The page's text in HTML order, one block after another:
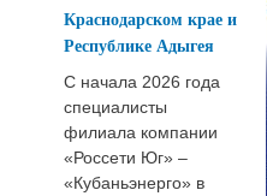
Краснодарском крае и
Республике Адыгея
С начала 2026 года
специалисты
филиала компании
«Россети Юг» –
«Кубаньэнерго» в